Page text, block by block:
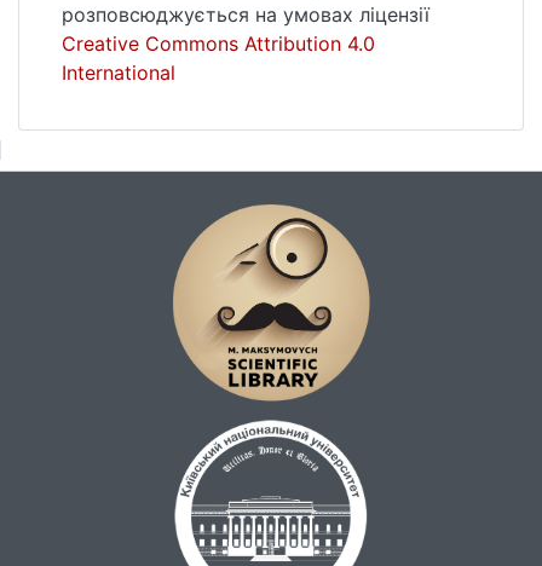
розповсюджується на умовах ліцензії
Creative Commons Attribution 4.0
International